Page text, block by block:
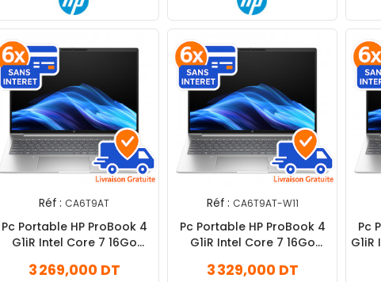
Réf : CA6T9AT
Pc Portable HP ProBook 4
G1iR Intel Core 7 16Go
3 269,000 DT
Réf : CA6T9AT-W11
Pc Portable HP ProBook 4
G1iR Intel Core 7 16Go
3 329,000 DT
Pc